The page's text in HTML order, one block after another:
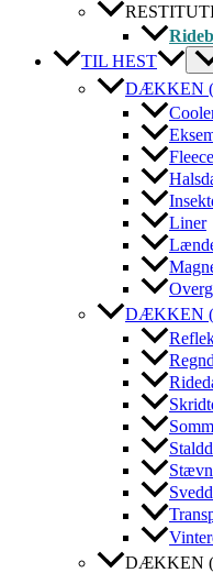
TIL HEST
DÆKKEN
Liner
DÆKKEN
DÆKKEN